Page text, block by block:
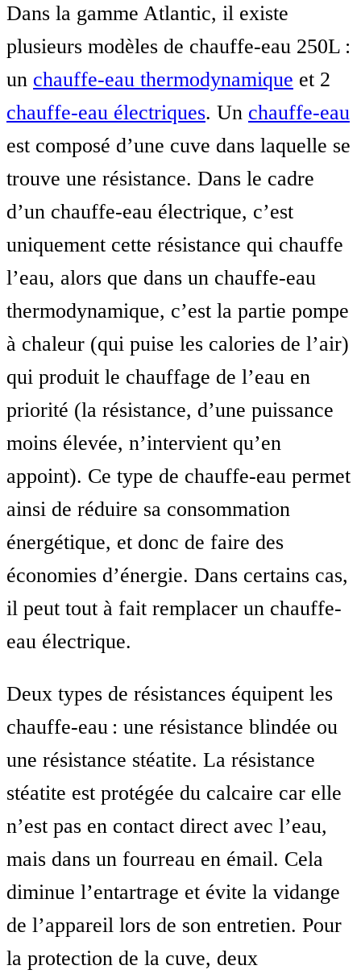
Dans la gamme Atlantic, il existe
plusieurs modèles de chauffe-eau 250L :
un chauffe-eau thermodynamique et 2
chauffe-eau électriques. Un chauffe-eau
est composé d’une cuve dans laquelle se
trouve une résistance. Dans le cadre
d’un chauffe-eau électrique, c’est
uniquement cette résistance qui chauffe
l’eau, alors que dans un chauffe-eau
thermodynamique, c’est la partie pompe
à chaleur (qui puise les calories de l’air)
qui produit le chauffage de l’eau en
priorité (la résistance, d’une puissance
moins élevée, n’intervient qu’en
appoint). Ce type de chauffe-eau permet
ainsi de réduire sa consommation
énergétique, et donc de faire des
économies d’énergie. Dans certains cas,
il peut tout à fait remplacer un chauffe-
eau électrique.
Deux types de résistances équipent les
chauffe-eau : une résistance blindée ou
une résistance stéatite. La résistance
stéatite est protégée du calcaire car elle
n’est pas en contact direct avec l’eau,
mais dans un fourreau en émail. Cela
diminue l’entartrage et évite la vidange
de l’appareil lors de son entretien. Pour
la protection de la cuve, deux